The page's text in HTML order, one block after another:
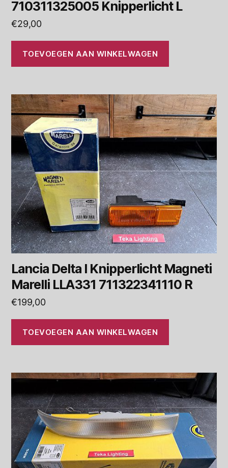
710311325005 Knipperlicht L
€29,00
TOEVOEGEN AAN WINKELWAGEN
Lancia Delta I Knipperlicht Magneti
Marelli LLA331 711322341110 R
€199,00
TOEVOEGEN AAN WINKELWAGEN